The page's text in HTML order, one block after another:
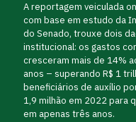
A reportagem veiculada
com base em estudo da
do Senado, trouxe dois
institucional: os gastos
cresceram mais de 14%
anos – superando R$ 1
beneficiários de auxílio
1,9 milhão em 2022 para
em apenas três anos.